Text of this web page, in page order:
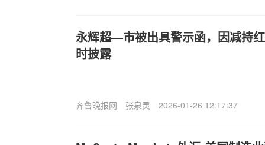
永辉超—市被出具警示函，因减持
时披露
齐鲁晚报网 张泉灵 2026-01-26 12:17:37